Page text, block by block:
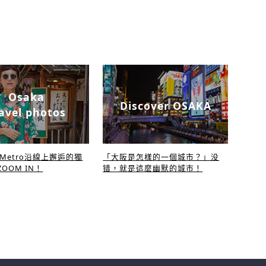
Osaka
photos
沿線上邂逅的獨
IN！
Discover OSAKA
「大阪是怎樣的一個城市？」没
错，就是這麼幽默的城市！